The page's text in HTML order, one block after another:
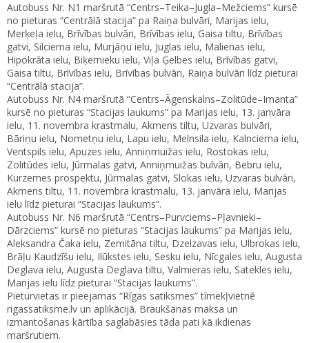
Autobuss Nr. N1 maršrutā “Centrs–Teika–Jugla–Mežciems” kursē
no pieturas “Centrālā stacija” pa Raiņa bulvāri, Marijas ielu,
Merķeļa ielu, Brīvības bulvāri, Brīvības ielu, Gaisa tiltu, Brīvības
gatvi, Silciema ielu, Murjāņu ielu, Juglas ielu, Malienas ielu,
Hipokrāta ielu, Biķernieku ielu, Viļa Ģelbes ielu, Brīvības gatvi,
Gaisa tiltu, Brīvības ielu, Brīvības bulvāri, Raiņa bulvāri līdz pieturai
“Centrālā stacija”.
Autobuss Nr. N4 maršrutā “Centrs–Āgenskalns–Zolitūde–Imanta”
kursē no pieturas “Stacijas laukums” pa Marijas ielu, 13. janvāra
ielu, 11. novembra krastmalu, Akmens tiltu, Uzvaras bulvāri,
Bāriņu ielu, Nometņu ielu, Lapu ielu, Melnsila ielu, Kalnciema ielu,
Ventspils ielu, Apuzes ielu, Anniņmuižas ielu, Rostokas ielu,
Zolitūdes ielu, Jūrmalas gatvi, Anniņmuižas bulvāri, Bebru ielu,
Kurzemes prospektu, Jūrmalas gatvi, Slokas ielu, Uzvaras bulvāri,
Akmens tiltu, 11. novembra krastmalu, 13. janvāra ielu, Marijas
ielu līdz pieturai “Stacijas laukums”.
Autobuss Nr. N6 maršrutā “Centrs–Purvciems–Pļavnieki–
Dārzciems” kursē no pieturas “Stacijas laukums” pa Marijas ielu,
Aleksandra Čaka ielu, Zemitāna tiltu, Dzelzavas ielu, Ulbrokas ielu,
Brāļu Kaudzīšu ielu, Ilūkstes ielu, Sesku ielu, Nīcgales ielu, Augusta
Deglava ielu, Augusta Deglava tiltu, Valmieras ielu, Satekles ielu,
Marijas ielu līdz pieturai “Stacijas laukums”.
Pieturvietas ir pieejamas “Rīgas satiksmes” tīmekļvietnē
rigassatiksme.lv un aplikācijā. Braukšanas maksa un
izmantošanas kārtība saglabāsies tāda pati kā ikdienas
maršrutiem.